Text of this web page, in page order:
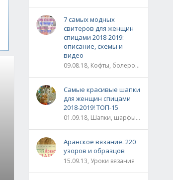
7 самых модных
свитеров для женщин
спицами 2018-2019:
описание, схемы и
видео
09.08.18, Кофты, болеро, жакеты, жилеты, пуловеры и свитера
Самые красивые шапки
для женщин спицами
2018-2019! ТОП-15
01.09.18, Шапки, шарфы, шали, снуды и палантины
Аранское вязание. 220
узоров и образцов
15.09.13, Уроки вязания